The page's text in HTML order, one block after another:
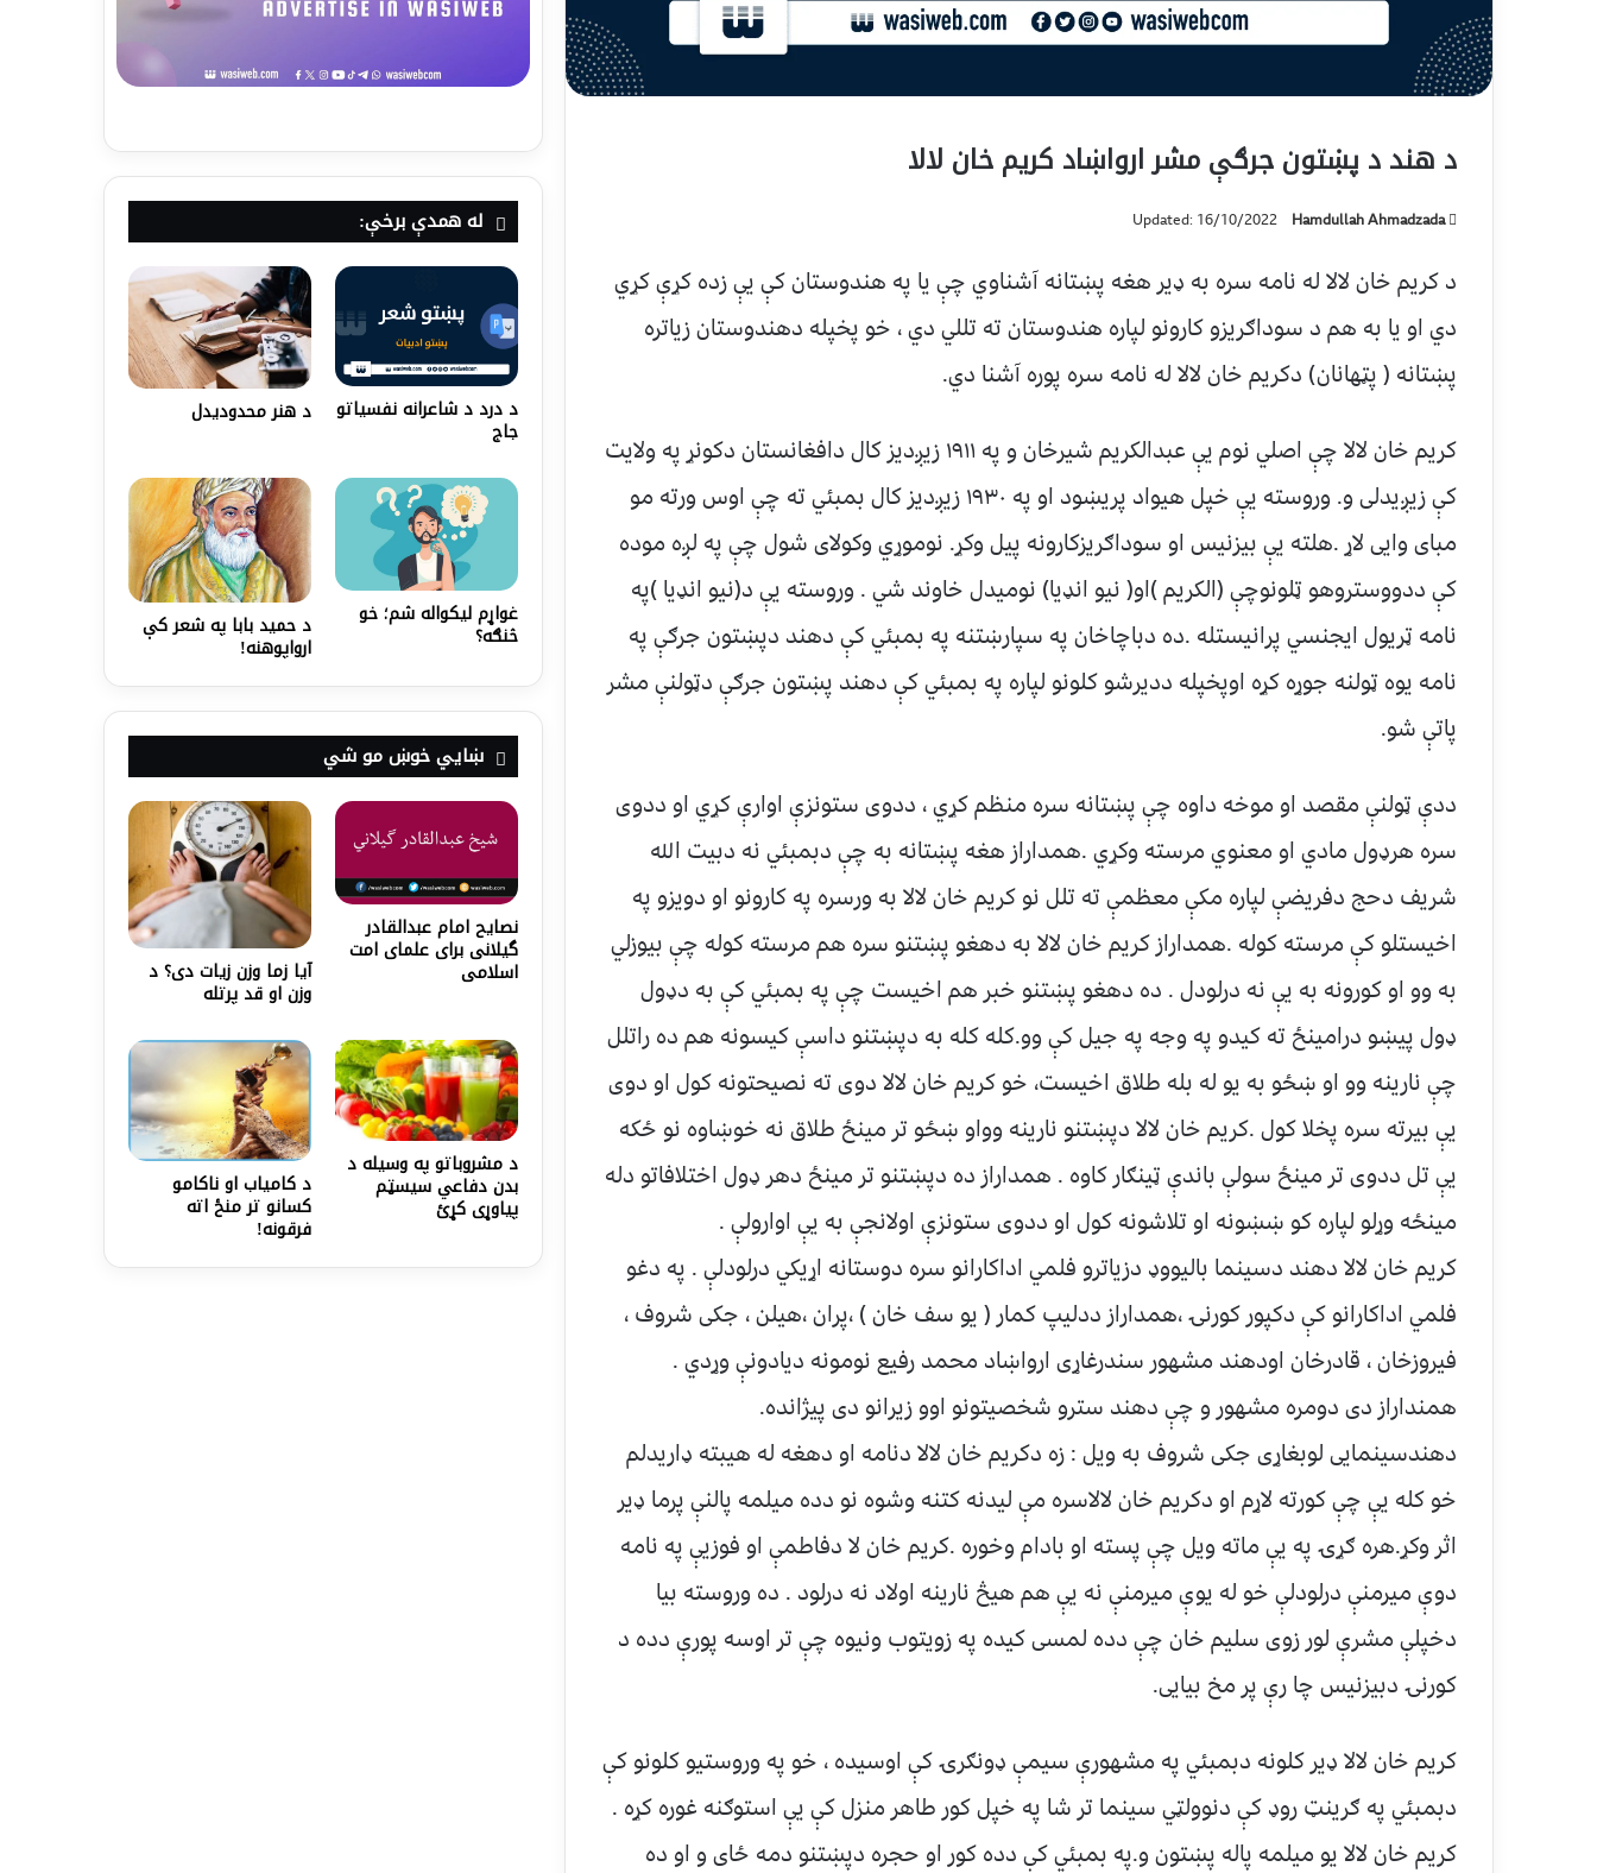
د هند د پښتون جرګې مشر ارواښاد کریم خان لالا
Hamdullah Ahmadzada
Updated: 16/10/2022
د کریم خان لالا له نامه سره به ډیر هغه پښتانه آشناوي چې یا په هندوستان کې یې زده کړې کړي
دي او یا به هم د سوداګریزو کارونو لپاره هندوستان ته تللي دي ، خو پخپله دهندوستان زیاتره
پښتانه ( پټهانان) دکریم خان لالا له نامه سره پوره آشنا دي.
کریم خان لالا چې اصلي نوم یې عبدالکریم شیرخان و په ۱۹۱۱ زیږدیز کال دافغانستان دکونړ په ولایت
کې زیږیدلی و. وروسته یې خپل هیواد پریښود او په ۱۹۳۰ زیږدیز کال بمبئي ته چې اوس ورته مو
مبای وایی لاړ .هلته یې بیزنیس او سوداګریزکارونه پیل وکړ. نوموړي وکولای شول چې په لږه موده
کې ددووستروهو ټلونوچې (الکریم )او( نیو انډیا) نومیدل خاوند شي . وروسته یې د(نیو انډیا )په
نامه ټریول ایجنسي پرانیستله .ده دباچاخان په سپارښتنه په بمبئي کې دهند دپښتون جرګې په
نامه یوه ټولنه جوړه کړه اوپخپله ددیرشو کلونو لپاره په بمبئي کې دهند پښتون جرګې دټولنې مشر
پاتې شو.
ددې ټولنې مقصد او موخه داوه چې پښتانه سره منظم کړي ، ددوی ستونزې اوارې کړي او ددوی
سره هرډول مادي او معنوي مرسته وکړي .همداراز هغه پښتانه به چې دبمبئي نه دبیت الله
شریف دحج دفریضې لپاره مکې معظمې ته تلل نو کریم خان لالا به ورسره په کارونو او دویزو په
اخیستلو کې مرسته کوله .همداراز کریم خان لالا به دهغو پښتنو سره هم مرسته کوله چې بیوزلي
به وو او کورونه به یې نه درلودل . ده دهغو پښتنو خبر هم اخیست چې په بمبئي کې به دډول
ډول پيښو درامینځ ته کیدو په وجه په جیل کې وو.کله کله به دپښتنو داسې کیسونه هم ده راتلل
چې نارینه وو او ښځو به یو له بله طلاق اخیست، خو کریم خان لالا دوی ته نصیحتونه کول او دوی
یې بیرته سره پخلا کول .کریم خان لالا دپښتنو نارینه وواو ښځو تر مینځ طلاق نه خوښاوه نو ځکه
یې تل ددوی تر مینځ سولې باندې ټینګار کاوه . همداراز ده دپښتنو تر مینځ دهر ډول اختلافاتو دله
مینځه وړلو لپاره کو ښښونه او تلاشونه کول او ددوی ستونزې اولانجې به یې اوارولې .
کریم خان لالا دهند دسینما بالیووډ دزیاترو فلمي اداکارانو سره دوستانه اړیکي درلودلې . په دغو
فلمي اداکارانو کې دکپور کورنۍ ،همداراز ددلیپ کمار ( یو سف خان ) ،پران ،هیلن ، جکی شروف ،
فیروزخان ، قادرخان اودهند مشهور سندرغاړی ارواښاد محمد رفیع نومونه دیادونې وړدي .
همنداراز دی دومره مشهور و چې دهند سترو شخصیتونو اوو زیرانو دی پیژانده.
دهندسینمایی لوبغاړی جکی شروف به ویل : زه دکریم خان لالا دنامه او دهغه له هیبته ډاریدلم
خو کله یې چې کورته لاړم او دکریم خان لالاسره مې لیدنه کتنه وشوه نو دده میلمه پالنې پرما ډیر
اثر وکړ.هره ګړۍ په یې ماته ویل چې پسته او بادام وخوره .کریم خان لا دفاطمې او فوزیې په نامه
دوې میرمنې درلودلې خو له یوې میرمنې نه یې هم هیڅ نارینه اولاد نه درلود . ده وروسته بیا
دخپلې مشرې لور زوی سلیم خان چې دده لمسی کیده په زویتوب ونیوه چې تر اوسه پورې دده د
کورنۍ دبیزنیس چا رې پر مخ بیایی.
کریم خان لالا ډیر کلونه دبمبئي په مشهورې سیمې ډونګرۍ کې اوسیده ، خو په وروستیو کلونو کې
دبمبئي په ګرینټ روډ کې دنوولټي سینما تر شا په خپل کور طاهر منزل کې یې استوګنه غوره کړه .
کریم خان لالا یو میلمه پاله پښتون و.په بمبئي کې دده کور او حجره دپښتنو دمه ځای و او ده
له همدې برخې:
د درد د شاعرانه نفسیاتو
جاج
د هنر محدودیدل
غواړم لیکواله شم؛ خو
څنګه؟ د حمید بابا په شعر کې
ارواپوهنه!
ښايي خوښ مو شي
نصایح امام عبدالقادر
گیلانی برای علمای امت
اسلامی آیا زما وزن زیات دی؟ د
وزن او قد پرتله
د مشروباتو په وسیله د
بدن دفاعي سیسټم
پیاوړی کړئ
د کامياب او ناکامو
کسانو تر منځ اته
فرقونه!